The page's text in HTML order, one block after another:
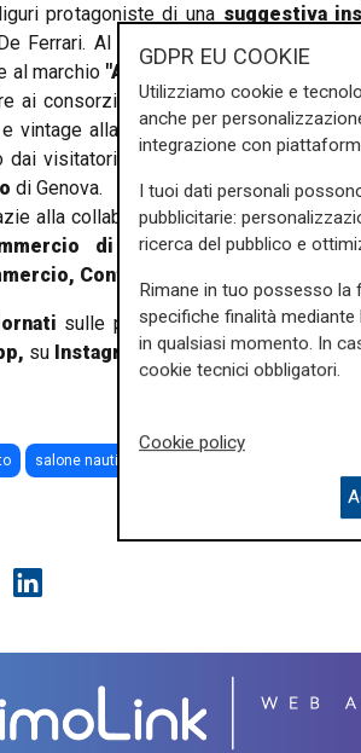
e
o
protagoniste di una suggestiva
Ferrari. Al suo interno tante vetrine
al marchio "Artigiani in Liguria",
ai consorzi di"Assaggia la Liguria".
vintage alla filigrana: il meglio del
dai visitatori di tutto il mondo in
di Genova.
alla collaborazione traRegione
di Genova e delle
Confesercenti e Cna
sulle principali notizie sulla
su Instagram,suYoutubee su
salone nautico
GDPR EU COOKIE
Utilizziamo cookie e
anche per
integrazione con
I tuoi dati personali
pubblicitarie:
ricerca del pubblico e
Rimane in tuo possesso
specifiche finalità
in qualsiasi momento. In
cookie tecnici obbligatori.
Cookie policy